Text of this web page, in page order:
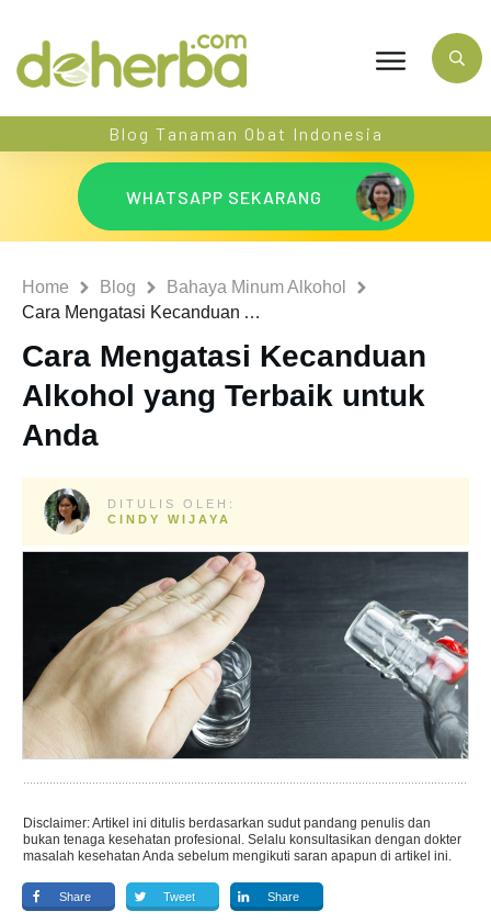
Blog Tanaman Obat Indonesia
WHATSAPP SEKARANG
Home Blog
Bahaya Minum Alkohol
Cara Mengatasi Kecanduan Alkohol yang Terbaik untuk Anda
Cara Mengatasi Kecanduan
Alkohol yang Terbaik untuk
Anda
DITULIS OLEH:
CINDY WIJAYA
Disclaimer: Artikel ini ditulis berdasarkan sudut pandang penulis dan
bukan tenaga kesehatan profesional. Selalu konsultasikan dengan dokter
masalah kesehatan Anda sebelum mengikuti saran apapun di artikel ini.
Share Tweet Share